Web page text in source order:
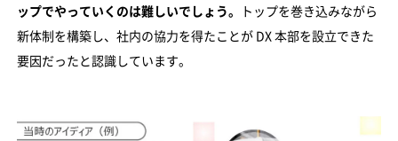
ップでやっていくのは難しいでしょう。
トップを巻き込みながら
新体制を構築し、社内の協力を得たことが DX 本部を設立できた
要因だったと認識しています。